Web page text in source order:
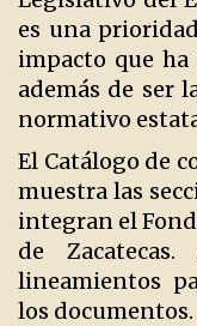
es una
impacto que
además de ser
normativo
El Catálogo de
muestra las
integran el
de
lineamientos
los documentos.